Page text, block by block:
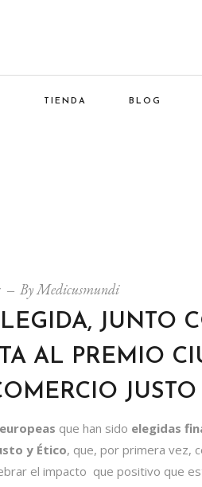
TIENDA BLOG
ByMedicusmundi
JUNTO
AL PREMIO
que han sido elegidas
y Ético, que, por primera vez,
el impacto que positivo que